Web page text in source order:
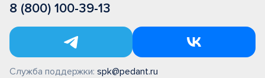
8 (800) 100-39-13
Служба поддержки: spk@pedant.ru